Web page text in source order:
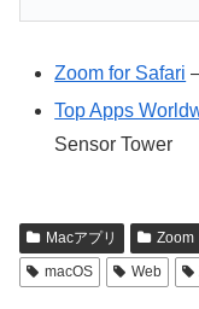
Zoom for Safari
Top Apps
Sensor Tower
Macアプリ Zoom
macOS
Web